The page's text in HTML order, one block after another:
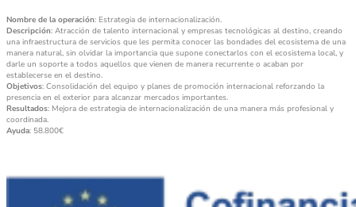
Nombre de la operación: Estrategia de internacionalización.
Descripción: Atracción de talento internacional y empresas tecnológicas al destino, creando
una infraestructura de servicios que les permita conocer las bondades del ecosistema de una
manera natural, sin olvidar la importancia que supone conectarlos con el ecosistema local, y
darle un soporte a todos aquellos que vienen de manera recurrente o acaban por
establecerse en el destino.
Objetivos: Consolidación del equipo y planes de promoción internacional reforzando la
presencia en el exterior para alcanzar mercados importantes.
Resultados: Mejora de estrategia de internacionalización de una manera más profesional y
coordinada.
Ayuda: 58.800€